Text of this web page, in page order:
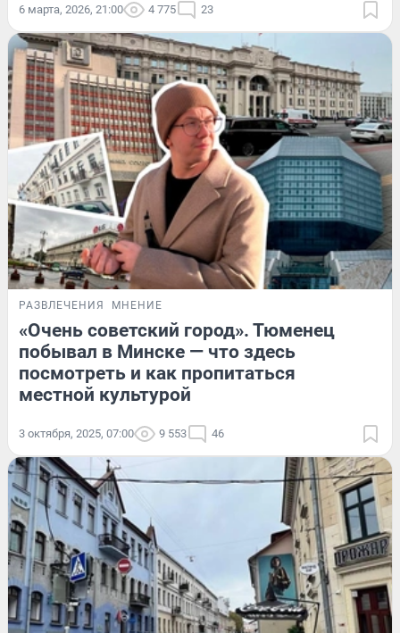
6 марта, 2026, 21:00 4 775 23
РАЗВЛЕЧЕНИЯ МНЕНИЕ
«Очень советский город». Тюменец
побывал в Минске — что здесь
посмотреть и как пропитаться
местной культурой
3 октября, 2025, 07:00 9 553 46